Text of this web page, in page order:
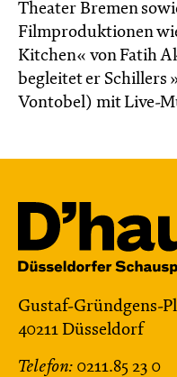
Theater Bremen
Filmproduktionen
Kitchen« von Fatih
begleitet er Schillers
Vontobel) mit Live-
Gustaf-Gründgens-
40211 Düsseldorf
Telefon: 0211.85 23 0